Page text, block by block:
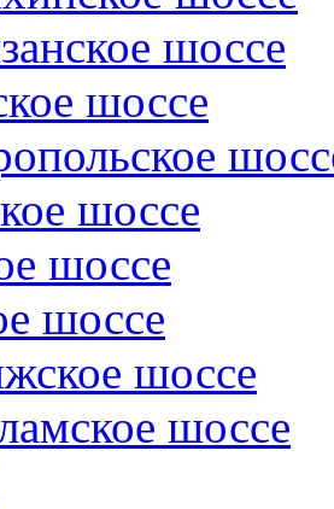
шоссе
шоссе
шоссе
шоссе
шоссе
шоссе
шоссе